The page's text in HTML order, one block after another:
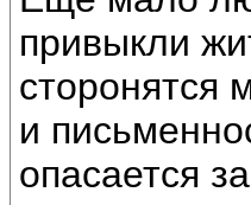
привыкли
сторонятся
и
опасается